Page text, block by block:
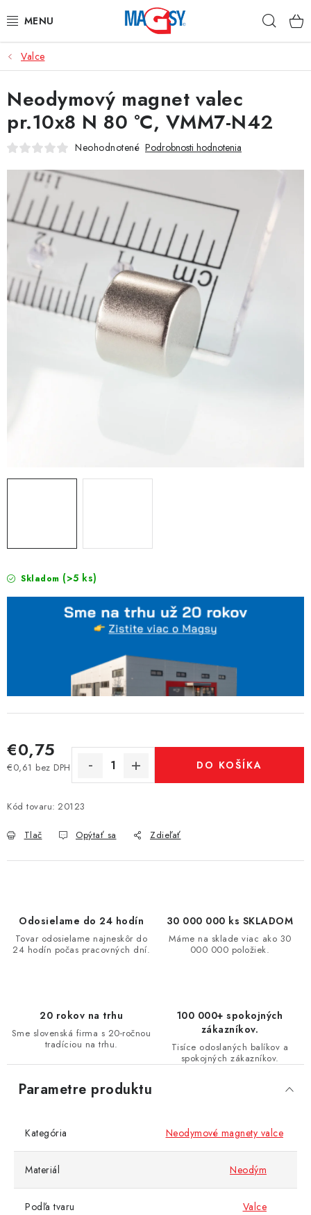
na
HLAVNÉ KATEGÓRIE
MAGNETICKÉ POMÔCKY
PRIEMYSELNÉ MAGNETY
OSTATNÉ MAGNETY
NEREZOVÉ MATERIÁLY
O nás Obchodné podmienky
Ochrana osobných údajov
Kontakt
Odstúpenie od zmluvy
Valce
Skladom (>5 ks)
€0,75
€0,61 bez DPH
Jednotková cena:
DO KOŠÍKA
Kód tovaru: 20123
Tlač Opýtať sa Zdieľať
Neodymový magnet valec
pr.10x8 N 80 °C, VMM7-N42
Neohodnotené Podrobnosti hodnotenia
Odosielame do 24 hodín
Tovar odosielame najneskôr do
24 hodín počas pracovných dní.
30 000 000 ks SKLADOM
Máme na sklade viac ako 30
000 000 položiek.
20 rokov na trhu
Sme slovenská firma s 20-ročnou
tradíciou na trhu.
100 000+ spokojných
zákazníkov.
Tisíce odoslaných balíkov a
spokojných zákazníkov.
Parametre produktu
Kategória Neodymové magnety valce
Materiál Neodým
Podľa tvaru Valce